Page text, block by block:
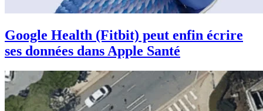
Google Health (Fitbit) peut enfin écrire
ses données dans Apple Santé